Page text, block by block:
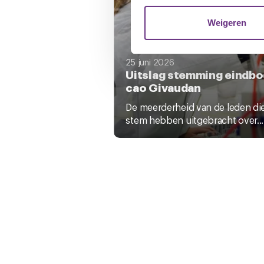
websiteverkeer te
media, adverteren en
U kunt uw toestemming op
cookie-instellingenicoontje
Weigeren
25 juni 2026
Uitslag stemming
cao Givaudan
De meerderheid van de leden
stem hebben uitgebracht over...